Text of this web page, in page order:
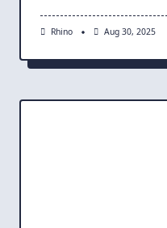
Rhino Aug 30, 2025